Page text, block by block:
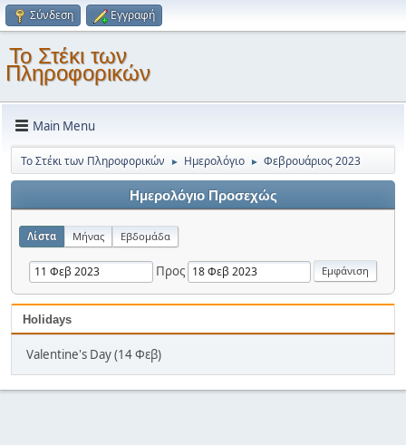
Σύνδεση Εγγραφή
Το Στέκι των
Πληροφορικών
Main Menu
Το Στέκι των Πληροφορικών ► Ημερολόγιο ► Φεβρουάριος 2023
Ημερολόγιο Προσεχώς
Λίστα Μήνας Εβδομάδα
Προς
Holidays
Valentine's Day (14 Φεβ)